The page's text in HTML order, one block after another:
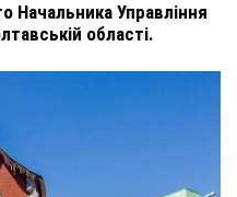
Начальника Управління
області.